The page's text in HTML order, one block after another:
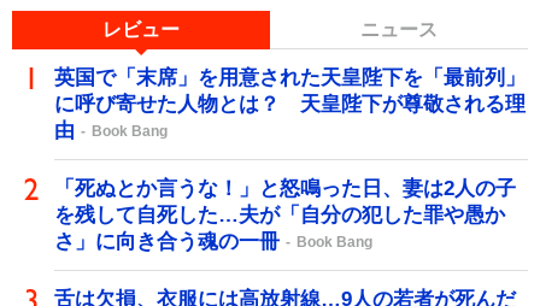
レビュー ニュース
英国で「末席」を用意された天皇陛下を「最前列」
に呼び寄せた人物とは？ 天皇陛下が尊敬される理
由
Book Bang
「死ぬとか言うな！」と怒鳴った日、妻は2人の子
を残して自死した…夫が「自分の犯した罪や愚か
さ」に向き合う魂の一冊
Book Bang
舌は欠損、衣服には高放射線…9人の若者が死んだ